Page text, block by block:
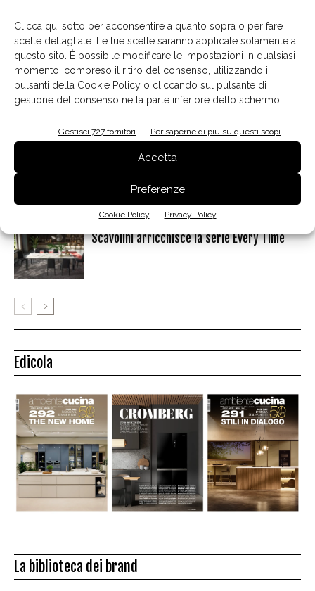
Clicca qui sotto per acconsentire a quanto sopra o per fare
scelte dettagliate. Le tue scelte saranno applicate solamente a
questo sito. È possibile modificare le impostazioni in qualsiasi
momento, compreso il ritiro del consenso, utilizzando i
pulsanti della Cookie Policy o cliccando sul pulsante di
gestione del consenso nella parte inferiore dello schermo.
Gestisci 727 fornitori Per saperne di più su questi scopi
Accetta
Preferenze
Cookie Policy Privacy Policy
Articoli correlati Dello stesso autore
Carlo Ratti, al di là dei confini
movimento
Scavolini arricchisce la serie Every Time
Edicola
La biblioteca dei brand